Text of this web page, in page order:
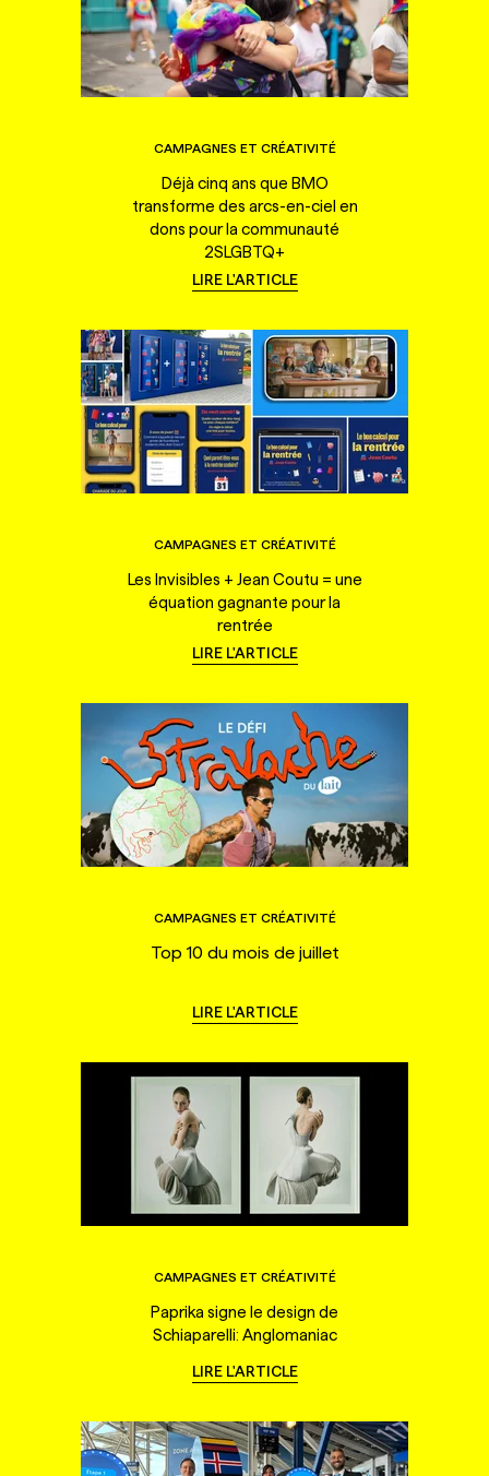
CAMPAGNES ET CRÉATIVITÉ
Déjà cinq ans que BMO
transforme des arcs-en-ciel en
dons pour la communauté
2SLGBTQ+
LIRE L'ARTICLE
CAMPAGNES ET CRÉATIVITÉ
Les Invisibles + Jean Coutu = une
équation gagnante pour la
rentrée
LIRE L'ARTICLE
CAMPAGNES ET CRÉATIVITÉ
Top 10 du mois de juillet
LIRE L'ARTICLE
CAMPAGNES ET CRÉATIVITÉ
Paprika signe le design de
Schiaparelli: Anglomaniac
LIRE L'ARTICLE